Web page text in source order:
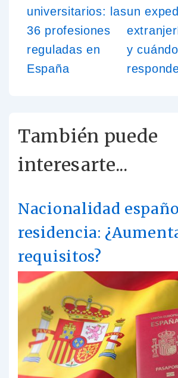
universitarios: las
36 profesiones
reguladas en
España
un
y cuándo
También puede
interesarte...
Nacionalidad
residencia:
requisitos?